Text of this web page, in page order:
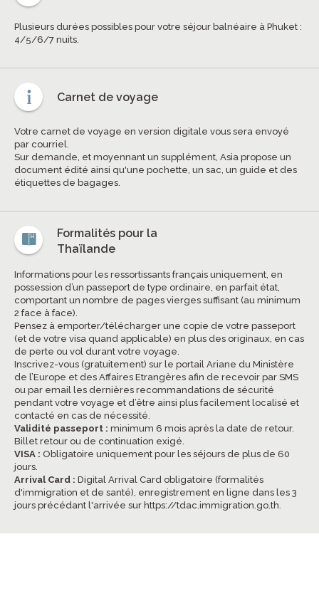
Plusieurs durées possibles pour votre séjour balnéaire à Phuket :
4/5/6/7 nuits.
Carnet de voyage
Votre carnet de voyage en version digitale vous sera envoyé
par courriel.
Sur demande, et moyennant un supplément, Asia propose un
document édité ainsi qu'une pochette, un sac, un guide et des
étiquettes de bagages.
Formalités pour la
Thaïlande
Informations pour les ressortissants français uniquement, en
possession d’un passeport de type ordinaire, en parfait état,
comportant un nombre de pages vierges suffisant (au minimum
2 face à face).
Pensez à emporter/télécharger une copie de votre passeport
(et de votre visa quand applicable) en plus des originaux, en cas
de perte ou vol durant votre voyage.
Inscrivez-vous (gratuitement) sur le portail Ariane du Ministère
de l’Europe et des Affaires Etrangères afin de recevoir par SMS
ou par email les dernières recommandations de sécurité
pendant votre voyage et d’être ainsi plus facilement localisé et
contacté en cas de nécessité.
Validité passeport : minimum 6 mois après la date de retour.
Billet retour ou de continuation exigé.
VISA : Obligatoire uniquement pour les séjours de plus de 60
jours.
Arrival Card : Digital Arrival Card obligatoire (formalités
d'immigration et de santé), enregistrement en ligne dans les 3
jours précédant l'arrivée sur https://tdac.immigration.go.th.